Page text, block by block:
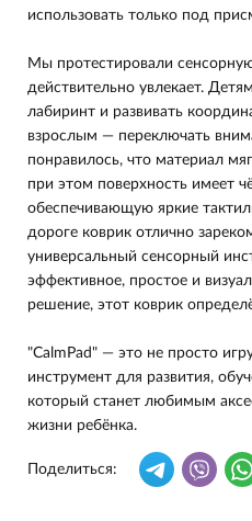
использовать только под
Мы протестировали
действительно увлекает.
лабиринт и развивать
взрослым — переключать
понравилось, что материал
при этом поверхность имеет
обеспечивающую яркие
дороге коврик отлично
универсальный сенсорный
эффективное, простое и
решение, этот коврик
"CalmPad" — это не просто
инструмент для развития,
который станет любимым
жизни ребёнка.
Поделиться: